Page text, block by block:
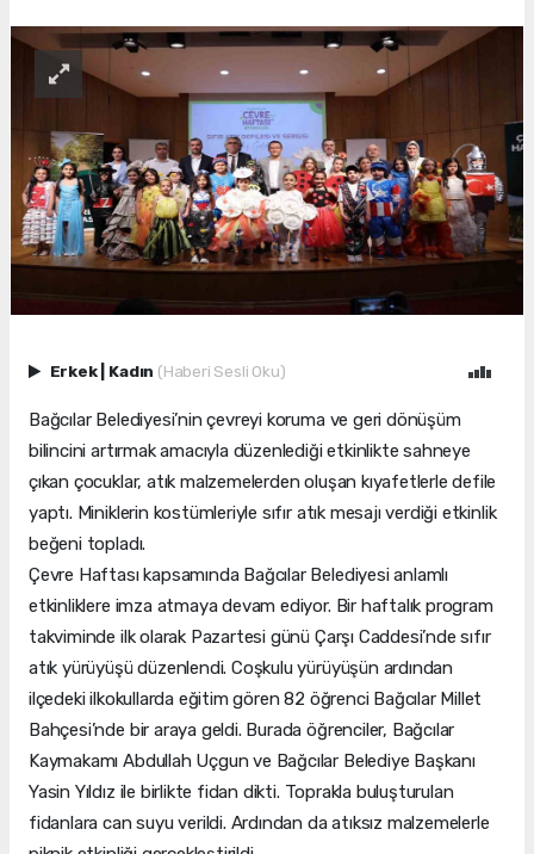
Erkek Kadın (Haberi Sesli Oku)
Bağcılar Belediyesi’nin çevreyi koruma ve geri dönüşüm
bilincini artırmak amacıyla düzenlediği etkinlikte sahneye
çıkan çocuklar, atık malzemelerden oluşan kıyafetlerle defile
yaptı. Miniklerin kostümleriyle sıfır atık mesajı verdiği etkinlik
beğeni topladı.
Çevre Haftası kapsamında Bağcılar Belediyesi anlamlı
etkinliklere imza atmaya devam ediyor. Bir haftalık program
takviminde ilk olarak Pazartesi günü Çarşı Caddesi’nde sıfır
atık yürüyüşü düzenlendi. Coşkulu yürüyüşün ardından
ilçedeki ilkokullarda eğitim gören 82 öğrenci Bağcılar Millet
Bahçesi’nde bir araya geldi. Burada öğrenciler, Bağcılar
Kaymakamı Abdullah Uçgun ve Bağcılar Belediye Başkanı
Yasin Yıldız ile birlikte fidan dikti. Toprakla buluşturulan
fidanlara can suyu verildi. Ardından da atıksız malzemelerle